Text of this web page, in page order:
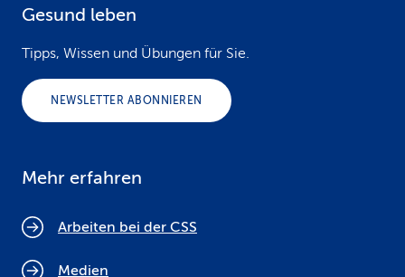
Gesund leben
Tipps, Wissen und Übungen für Sie.
NEWSLETTER ABONNIEREN
Mehr erfahren
Arbeiten bei der CSS
Medien